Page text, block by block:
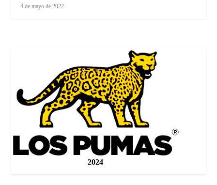
4 de mayo de 2022
2024